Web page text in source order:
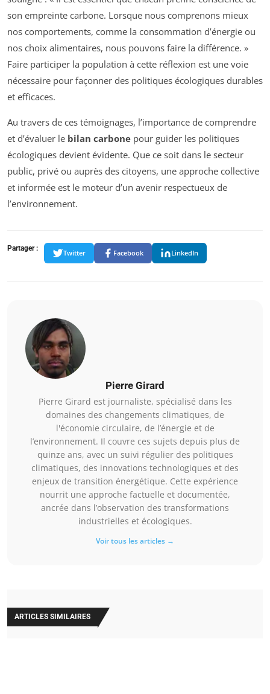
son empreinte carbone. Lorsque nous comprenons mieux
nos comportements, comme la consommation d’énergie ou
nos choix alimentaires, nous pouvons faire la différence. »
Faire participer la population à cette réflexion est une voie
nécessaire pour façonner des politiques écologiques durables
et efficaces.
Au travers de ces témoignages, l’importance de comprendre
et d’évaluer le bilan carbone pour guider les politiques
écologiques devient évidente. Que ce soit dans le secteur
public, privé ou auprès des citoyens, une approche collective
et informée est le moteur d’un avenir respectueux de
l’environnement.
Partager :
Twitter Facebook LinkedIn
Pierre Girard
Pierre Girard est journaliste, spécialisé dans les
domaines des changements climatiques, de
l'économie circulaire, de l’énergie et de
l’environnement. Il couvre ces sujets depuis plus de
quinze ans, avec un suivi régulier des politiques
climatiques, des innovations technologiques et des
enjeux de transition énergétique. Cette expérience
nourrit une approche factuelle et documentée,
ancrée dans l’observation des transformations
industrielles et écologiques.
Voir tous les articles →
ARTICLES SIMILAIRES